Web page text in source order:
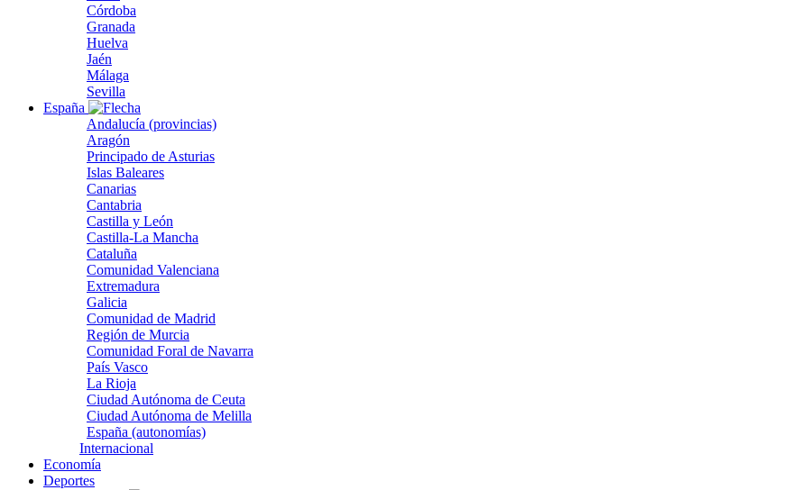
Córdoba
Granada
Huelva
Jaén
Málaga
Sevilla
España
Andalucía (provincias)
Aragón
Principado de Asturias
Islas Baleares
Canarias
Cantabria
Castilla y León
Castilla-La Mancha
Cataluña
Comunidad Valenciana
Extremadura
Galicia
Comunidad de Madrid
Región de Murcia
Comunidad Foral de Navarra
País Vasco
La Rioja
Ciudad Autónoma de Ceuta
Ciudad Autónoma de Melilla
España (autonomías)
Internacional
Economía
Deportes